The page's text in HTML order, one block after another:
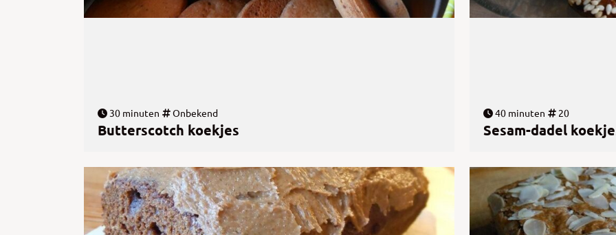
30 minuten Onbekend
Butterscotch koekjes
40 minuten 20
Sesam-dadel